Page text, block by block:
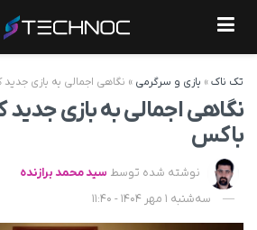
تک ناک» بازی و سرگرمی » نگاهی اجمالی به بازی
نگاهی اجمالی به بازی
باکس
نوشته شده توسط سید محمد برازنده
سه‌شنبه 1 مهر 1404 - 11:40